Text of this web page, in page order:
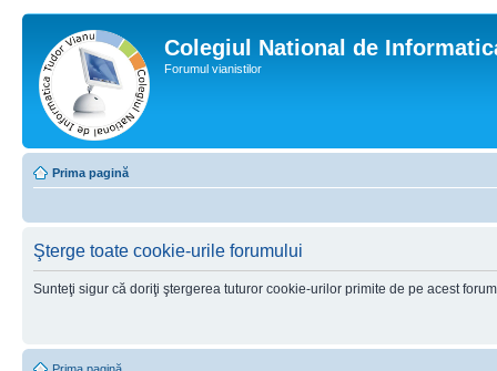
Colegiul National de
Forumul vianistilor
Prima pagină
Şterge toate cookie-urile forumului
Sunteţi sigur că doriţi ştergerea tuturor cookie-urilor primite de pe acest